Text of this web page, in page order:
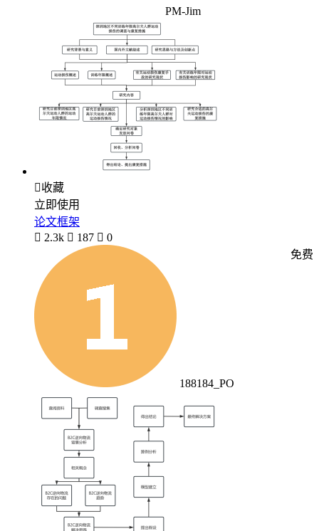
PM-Jim
收藏
立即使用
论文框架
 2.3k  187  0
188184_PO
免费